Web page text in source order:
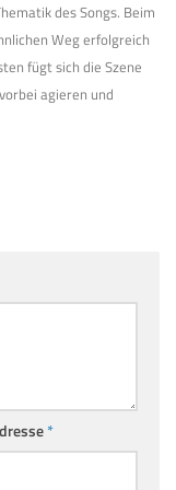
des Songs. Beim
Weg erfolgreich
fügt sich die Szene
agieren und
*